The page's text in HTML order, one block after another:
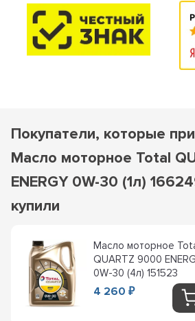
Покупатели, которые
Масло моторное Total
ENERGY 0W-30 (1л)
купили
Масло моторное
QUARTZ 9000
0W-30 (4л) 151523
4 260₽